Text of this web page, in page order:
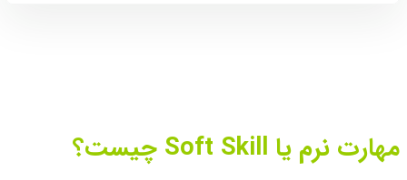
مهارت نرم یا Soft Skill چیست؟